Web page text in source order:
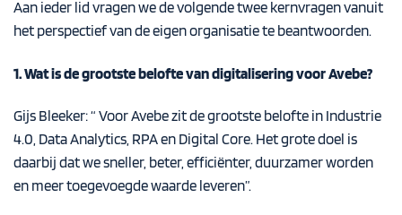
Aan ieder lid vragen we de volgende twee kernvragen vanuit
het perspectief van de eigen organisatie te beantwoorden.
1. Wat is de grootste belofte van digitalisering voor Avebe?
Gijs Bleeker: “ Voor Avebe zit de grootste belofte in Industrie
4.0, Data Analytics, RPA en Digital Core. Het grote doel is
daarbij dat we sneller, beter, efficiënter, duurzamer worden
en meer toegevoegde waarde leveren”.